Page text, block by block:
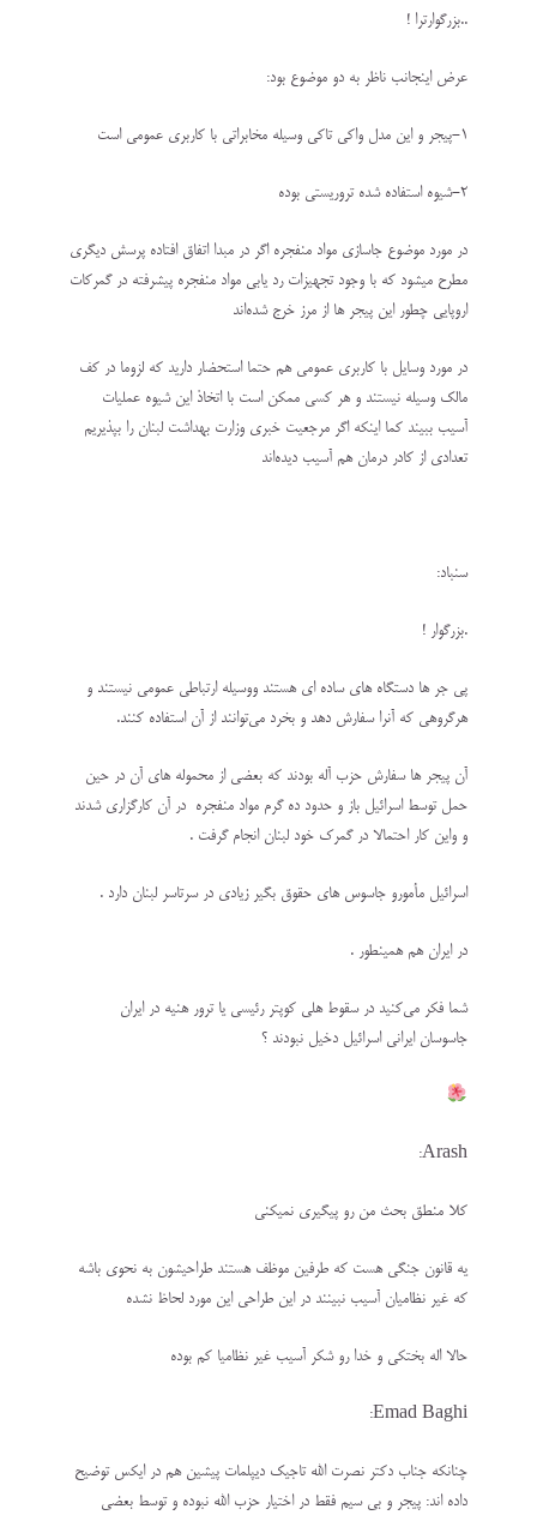
..بزرگوارترا !
عرض اینجانب ناظر به دو موضوع بود:
۱-پیجر و این مدل واکی تاکی وسیله مخابراتی با کاربری عمومی است
۲-شیوه استفاده شده تروریستی بوده
در مورد موضوع جاسازی مواد منفجره اگر در مبدا اتفاق افتاده پرسش دیگری
مطرح میشود که با وجود تجهیزات رد یابی مواد منفجره پیشرفته در گمرکات
اروپایی چطور این پیجر ها از مرز خرج شده‌اند
در مورد وسایل با کاربری عمومی هم حتما استحضار دارید که لزوما در کف
مالک وسیله نیستند و هر کسی ممکن است با اتخاذ این شیوه عملیات
آسیب ببیند کما اینکه اگر مرجعیت خبری وزارت بهداشت لبنان را بپذیریم
تعدادی از کادر درمان هم آسیب دیده‌اند
سنباد:
.بزرگوار !
پی جر ها دستگاه های ساده ای هستند ووسیله ارتباطی عمومی نیستند و
هرگروهی که آنرا سفارش دهد و بخرد می‌توانند از آن استفاده کنند.
آن پیجر ها سفارش حزب آله بودند که بعضی از محموله های آن در حین
حمل توسط اسرائیل باز و حدود ده گرم مواد منفجره در آن کارگزاری شدند
و واین کار احتمالا در گمرک خود لبنان انجام گرفت .
اسرائیل مأمورو جاسوس های حقوق بگیر زیادی در سرتاسر لبنان دارد .
در ایران هم همینطور .
شما فکر می‌کنید در سقوط هلی کوپتر رئیسی یا ترور هنیه در ایران
جاسوسان ایرانی اسرائیل دخیل نبودند ؟
Arash:
کلا منطق بحث من رو پیگیری نمیکنی
یه قانون جنگی هست که طرفین موظف هستند طراحیشون به نحوی باشه
که غیر نظامیان آسیب نبینند در این طراحی این مورد لحاظ نشده
حالا اله بختکی و خدا رو شکر آسیب غیر نظامیا کم بوده
Emad Baghi:
چنانکه جناب دکتر نصرت الله تاجیک دیپلمات پیشین هم در ایکس توضیح
داده اند: پیجر و بی سیم فقط در اختیار حزب الله نبوده و توسط بعضی